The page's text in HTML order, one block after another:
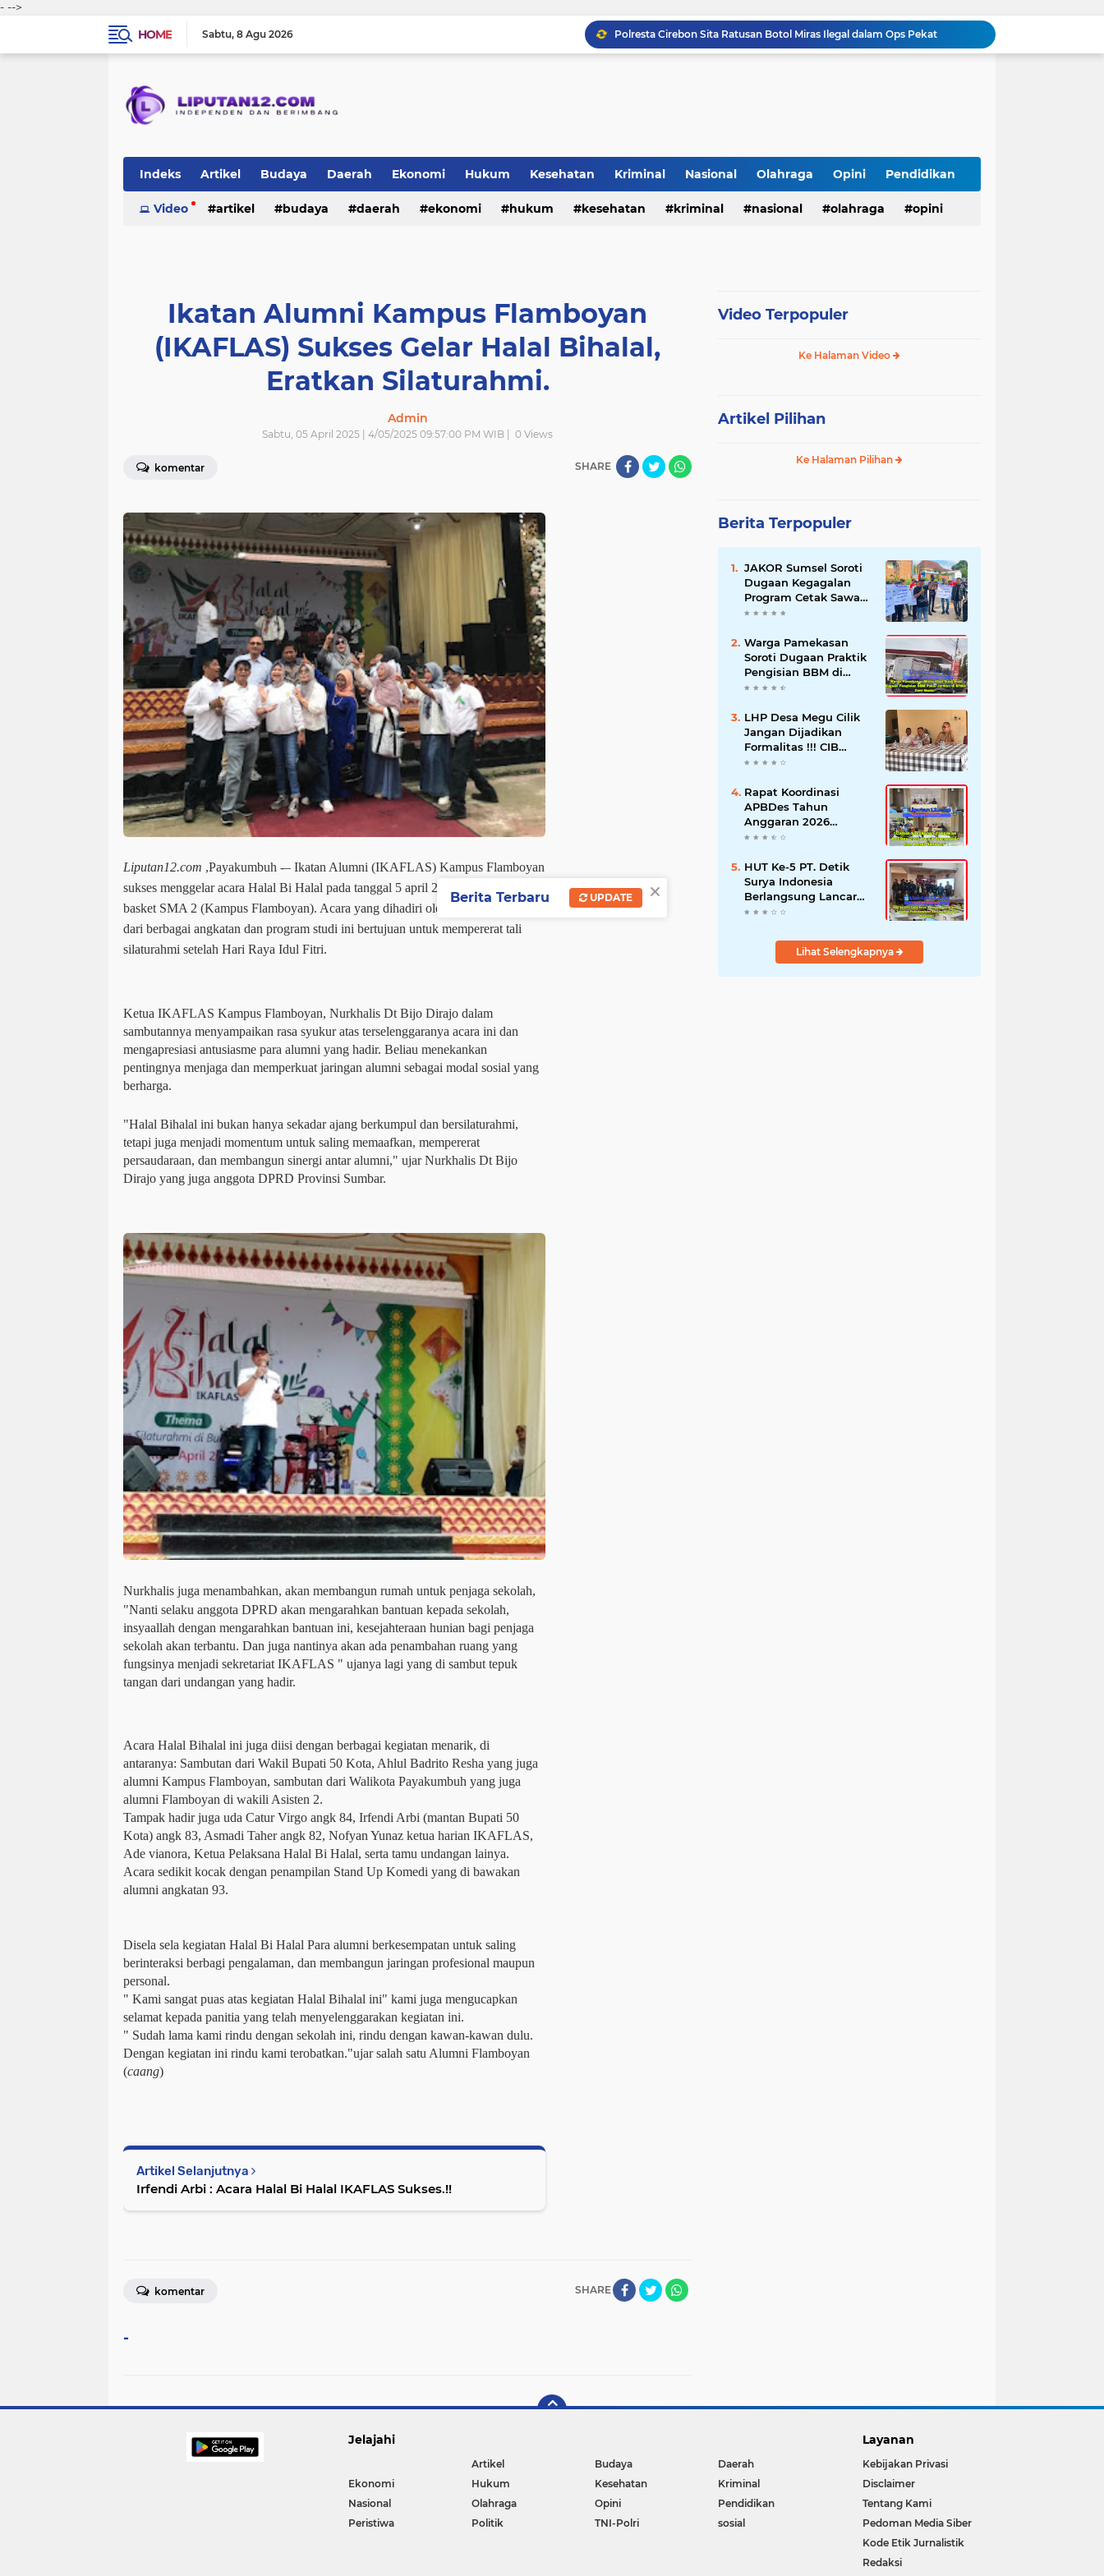
- -->
HOME
Sabtu 8 Agu 2026
Polresta Cirebon Sita Ratusan Botol Miras Ilegal dalam Ops Pekat
Wujudkan Semangat Merdeka, Lapas Pasir Pangarayan Gandeng Puskesmas Rambah Layani Pemeriksaan Kesehatan Gratis
Ciptakan Rasa Aman, Polsek Kalitengah Gelar Commander Wish Pagi di 3 Titik Rawan LAMONGAN
Indeks Artikel Budaya Daerah Ekonomi Hukum Kesehatan Kriminal Nasional Olahraga Opini Pendidikan
Peristiwa Politik TNI-Polri sosial
Video artikel budaya daerah ekonomi hukum kesehatan kriminal nasional olahraga opini
Ikatan Alumni Kampus Flamboyan
(IKAFLAS) Sukses Gelar Halal Bihalal,
Eratkan Silaturahmi.
Admin
Sabtu, 05 April 2025 | 4/05/2025 09:57:00 PM WIB | 0 Views
komentar SHARE
Liputan12.com ,Payakumbuh -– Ikatan Alumni (IKAFLAS) Kampus Flamboyan
sukses menggelar acara Halal Bi Halal pada tanggal 5 april 2025 di lapangan
basket SMA 2 (Kampus Flamboyan). Acara yang dihadiri oleh ratusan alumni
dari berbagai angkatan dan program studi ini bertujuan untuk mempererat tali
silaturahmi setelah Hari Raya Idul Fitri.
Ketua IKAFLAS Kampus Flamboyan, Nurkhalis Dt Bijo Dirajo dalam
sambutannya menyampaikan rasa syukur atas terselenggaranya acara ini dan
mengapresiasi antusiasme para alumni yang hadir. Beliau menekankan
pentingnya menjaga dan memperkuat jaringan alumni sebagai modal sosial yang
berharga.
"Halal Bihalal ini bukan hanya sekadar ajang berkumpul dan bersilaturahmi,
tetapi juga menjadi momentum untuk saling memaafkan, mempererat
persaudaraan, dan membangun sinergi antar alumni," ujar Nurkhalis Dt Bijo
Dirajo yang juga anggota DPRD Provinsi Sumbar.
Nurkhalis juga menambahkan, akan membangun rumah untuk penjaga sekolah,
"Nanti selaku anggota DPRD akan mengarahkan bantuan kepada sekolah,
insyaallah dengan mengarahkan bantuan ini, kesejahteraan hunian bagi penjaga
sekolah akan terbantu. Dan juga nantinya akan ada penambahan ruang yang
fungsinya menjadi sekretariat IKAFLAS " ujanya lagi yang di sambut tepuk
tangan dari undangan yang hadir.
Acara Halal Bihalal ini juga diisi dengan berbagai kegiatan menarik, di
antaranya: Sambutan dari Wakil Bupati 50 Kota, Ahlul Badrito Resha yang juga
alumni Kampus Flamboyan, sambutan dari Walikota Payakumbuh yang juga
alumni Flamboyan di wakili Asisten 2.
Tampak hadir juga uda Catur Virgo angk 84, Irfendi Arbi (mantan Bupati 50
Kota) angk 83, Asmadi Taher angk 82, Nofyan Yunaz ketua harian IKAFLAS,
Ade vianora, Ketua Pelaksana Halal Bi Halal, serta tamu undangan lainya.
Acara sedikit kocak dengan penampilan Stand Up Komedi yang di bawakan
alumni angkatan 93.
Disela sela kegiatan Halal Bi Halal Para alumni berkesempatan untuk saling
berinteraksi berbagi pengalaman, dan membangun jaringan profesional maupun
personal.
" Kami sangat puas atas kegiatan Halal Bihalal ini" kami juga mengucapkan
selamat kepada panitia yang telah menyelenggarakan kegiatan ini.
" Sudah lama kami rindu dengan sekolah ini, rindu dengan kawan-kawan dulu.
Dengan kegiatan ini rindu kami terobatkan."ujar salah satu Alumni Flamboyan
(caang)
Artikel Selanjutnya
Irfendi Arbi : Acara Halal Bi Halal IKAFLAS Sukses.!!
SHARE
komentar
-
Video Terpopuler
Ke Halaman Video
Artikel Pilihan
Ke Halaman Pilihan
Berita Terpopuler
JAKOR Sumsel Soroti
Dugaan Kegagalan
Program Cetak Sawah
Rp105 Miliar di Ogan
Pertanian Mundur
Warga Pamekasan
Soroti Dugaan Praktik
Pengisian BBM di
SPBU Cem Manis,
Pengawasan
LHP Desa Megu Cilik
Jangan Dijadikan
Formalitas !!! CIB
Desak Inspektorat
dan Hentikan Dugaan
Permainan Oknum
Rapat Koordinasi
APBDes Tahun
Anggaran 2026
Semester II,
Sokobanah Libatkan 12
Desa
HUT Ke-5 PT. Detik
Surya Indonesia
Berlangsung Lancar
dan Profesional,
Wartawan
Lihat Selengkapnya
Jelajahi
Artikel Budaya
Daerah
Ekonomi
Hukum Kesehatan
Kriminal
Nasional
Olahraga Opini
Pendidikan
Peristiwa
Politik TNI-Polri sosial
Layanan
Kebijakan Privasi
Disclaimer
Tentang Kami
Pedoman Media Siber
Kode Etik Jurnalistik
Redaksi
×
Berita Terbaru UPDATE